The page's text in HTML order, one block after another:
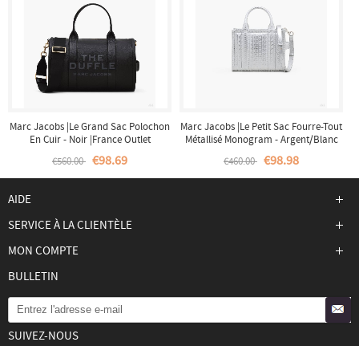
Marc Jacobs |Le Grand Sac Polochon
En Cuir - Noir |France Outlet
€560.00 €98.69
Marc Jacobs |Le Petit Sac Fourre-Tout
Métallisé Monogram - Argent/Blanc
€460.00 €98.98
AIDE
SERVICE À LA CLIENTÈLE
MON COMPTE
BULLETIN
SUIVEZ-NOUS